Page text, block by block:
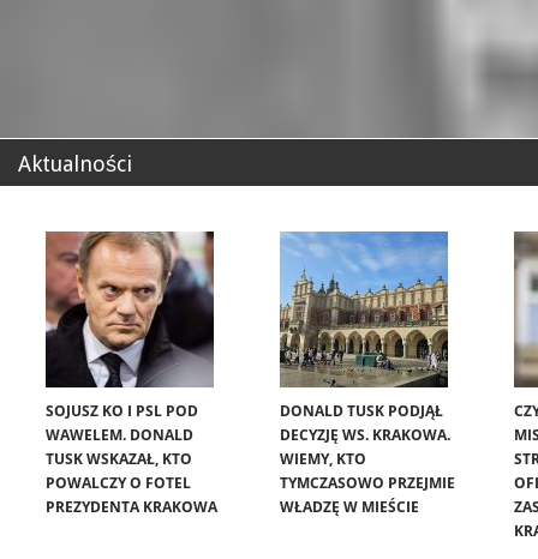
Aktualności
SOJUSZ KO I PSL POD
WAWELEM. DONALD
TUSK WSKAZAŁ, KTO
POWALCZY O FOTEL
PREZYDENTA KRAKOWA
DONALD TUSK PODJĄŁ
DECYZJĘ WS. KRAKOWA.
WIEMY, KTO
TYMCZASOWO PRZEJMIE
WŁADZĘ W MIEŚCIE